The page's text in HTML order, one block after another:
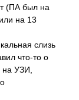
(ПА был на
на 13
слизь
что-то о
УЗИ,